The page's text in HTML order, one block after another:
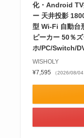
化・Android TV
ー 天井投影
型 Wi-Fi 自動台
ピーカー 50％
ホ/PC/Switch/
WISHOLY
¥7,595
（2026/08/